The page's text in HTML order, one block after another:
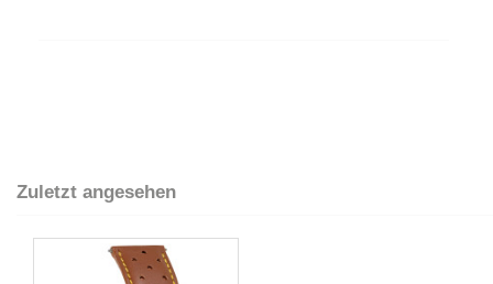
Zuletzt angesehen